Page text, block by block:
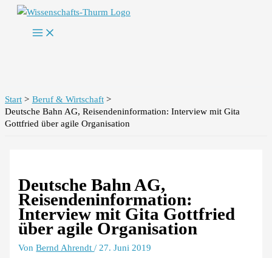
Zum
Start
Beruf & Wirtschaft
Deutsche Bahn AG, Reisendeninformation: Interview mit Gita
Gottfried über agile Organisation
Deutsche Bahn AG,
Reisendeninformation:
Interview mit Gita Gottfried
über agile Organisation
VonBernd Ahrendt/ 27. Juni 2019